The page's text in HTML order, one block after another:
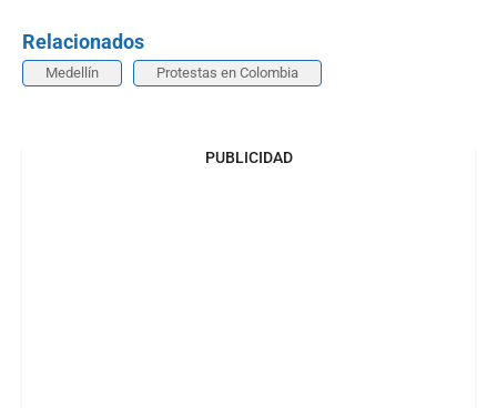
Relacionados
Medellín Protestas en Colombia
PUBLICIDAD